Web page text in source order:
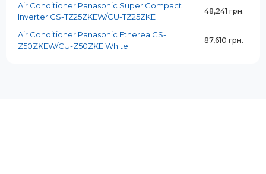
✅ Высокая энергоэффективность
Air Conditioner Panasonic Super Compact
Inverter CS-TZ25ZKEW/CU-TZ25ZKE
48,241 грн.
Air Conditioner Panasonic Etherea CS-
Z50ZKEW/CU-Z50ZKE White
87,610 грн.